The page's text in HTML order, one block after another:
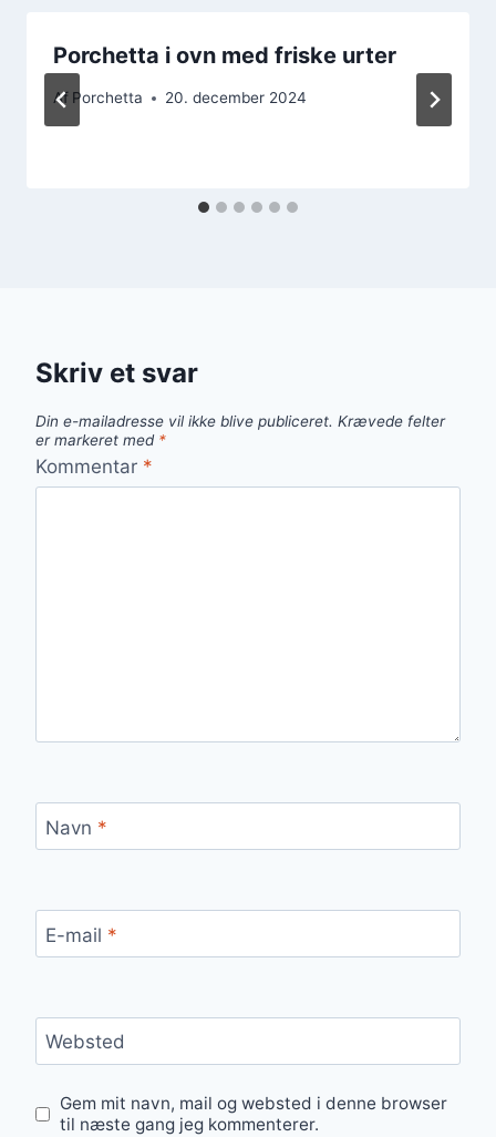
Porchetta i ovn med friske urter
Af Porchetta 20. december 2024
Skriv et svar
Din e-mailadresse vil ikke blive publiceret. Krævede felter
er markeret med *
Kommentar *
Navn *
E-mail *
Websted
Gem mit navn, mail og websted i denne browser
til næste gang jeg kommenterer.